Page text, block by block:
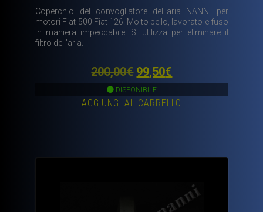
Coperchio del convogliatore dell’aria NANNI per
motori Fiat 500 Fiat 126. Molto bello, lavorato e fuso
in maniera impeccabile. Si utilizza per eliminare il
filtro dell’aria.
200,00€ Il
prezzo
originale
99,50€
attuale
DISPONIBILE
AGGIUNGI AL CARRELLO